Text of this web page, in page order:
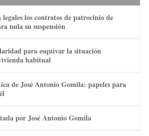
los contratos de patrocinio de
nula su suspensión
para esquivar la situación
habitual
de José Antonio Gomila: papeles para
por José Antonio Gomila